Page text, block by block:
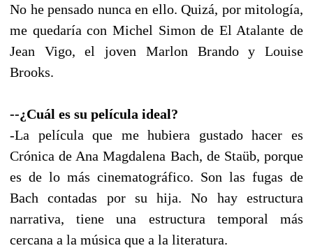
No he pensado nunca en ello. Quizá, por mitología,
me quedaría con Michel Simon de El Atalante de
Jean Vigo, el joven Marlon Brando y Louise
Brooks.
--¿Cuál es su película ideal?
-La película que me hubiera gustado hacer es
Crónica de Ana Magdalena Bach, de Staüb, porque
es de lo más cinematográfico. Son las fugas de
Bach contadas por su hija. No hay estructura
narrativa, tiene una estructura temporal más
cercana a la música que a la literatura.